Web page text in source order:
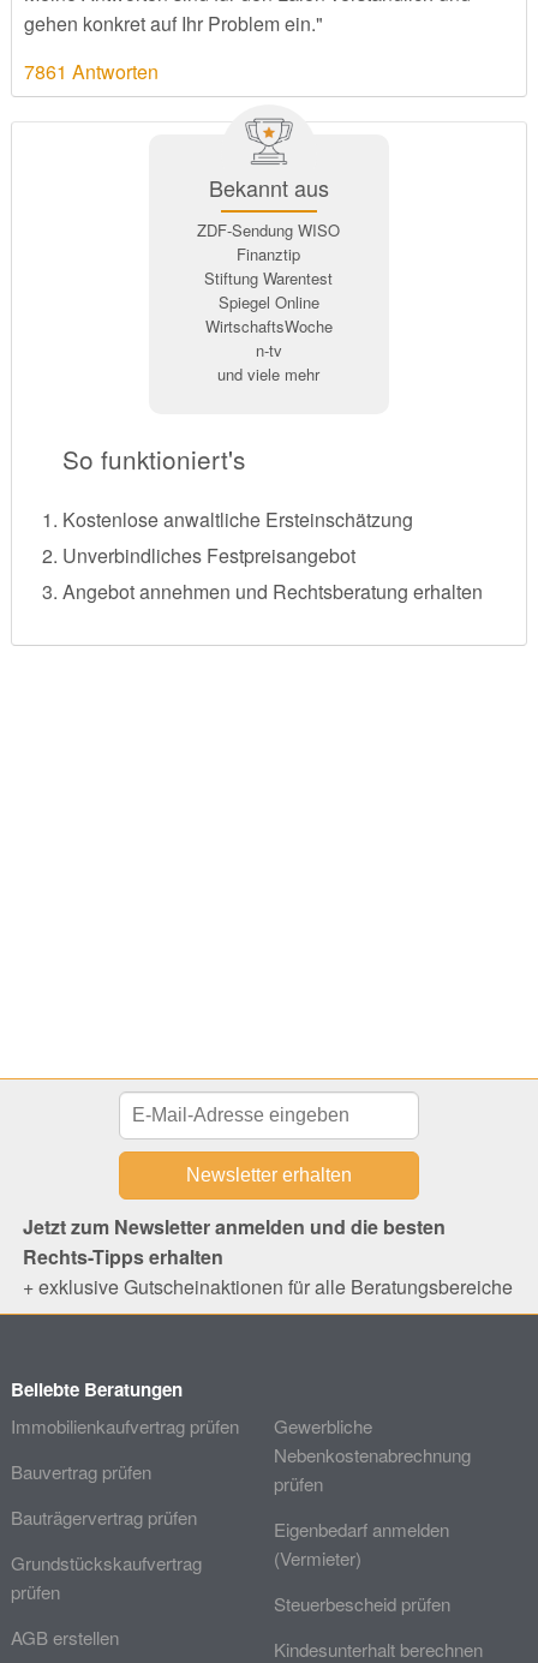
gehen konkret auf Ihr Problem ein."
7861 Antworten
Bekannt aus
ZDF-Sendung WISO
Finanztip
Stiftung Warentest
Spiegel Online
WirtschaftsWoche
n-tv
und viele mehr
So funktioniert's
Kostenlose anwaltliche Ersteinschätzung
Unverbindliches Festpreisangebot
Angebot annehmen und Rechtsberatung erhalten
Jetzt zum Newsletter anmelden und die besten
Rechts-Tipps erhalten
+ exklusive Gutscheinaktionen für alle Beratungsbereiche
Beliebte Beratungen
Immobilienkaufvertrag prüfen
Bauvertrag prüfen
Bauträgervertrag prüfen
Grundstückskaufvertrag
prüfen
AGB erstellen
Gewerbliche
Nebenkostenabrechnung
prüfen
Eigenbedarf anmelden
(Vermieter)
Steuerbescheid prüfen
Kindesunterhalt berechnen